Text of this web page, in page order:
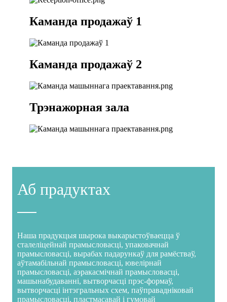
Каманда продажаў 1
Каманда продажаў 2
Трэнажорная зала
Аб прадуктах
Наша прадукцыя шырока выкарыстоўваецца ў
сталеліцейнай прамысловасці, упаковачнай
прамысловасці, вырабах падарункаў для рамёстваў,
аўтамабільнай прамысловасці, ювелірнай
прамысловасці, аэракасмічнай прамысловасці,
машынабудаванні, вытворчасці прэс-формаў,
вытворчасці інтэгральных схем, паўправадніковай
прамысловасці, пластмасавай і гумовай